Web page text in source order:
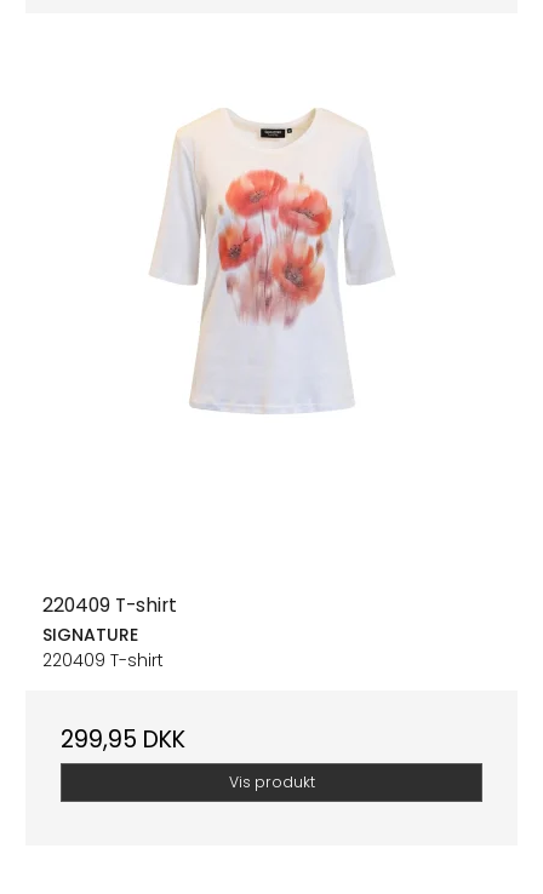
220409 T-shirt
SIGNATURE
220409 T-shirt
299,95 DKK
Vis produkt